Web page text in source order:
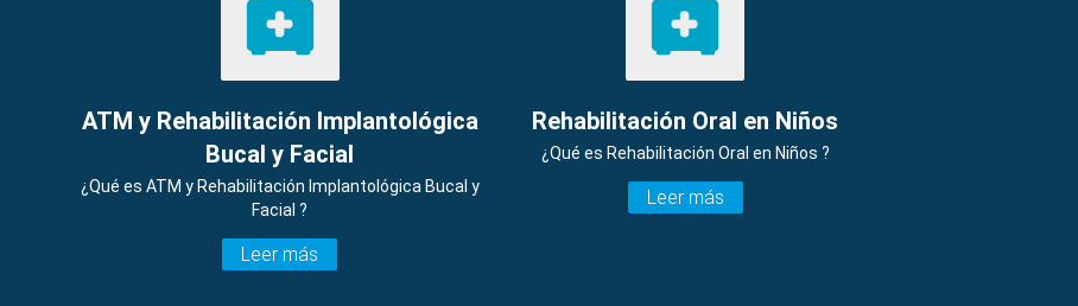
ATM y Rehabilitación Implantológica
Bucal y Facial
¿Qué es ATM y Rehabilitación Implantológica Bucal y
Facial ?
Leer más
Rehabilitación Oral en Niños
¿Qué es Rehabilitación Oral en Niños ?
Leer más